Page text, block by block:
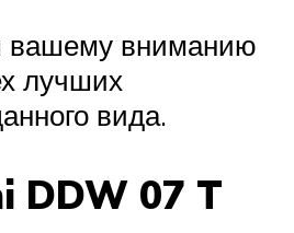
вашему вниманию
лучших
вида.
DDW 07 T